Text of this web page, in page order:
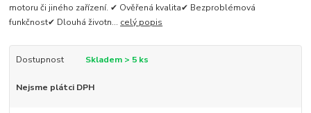
motoru či jiného zařízení. ✔ Ověřená kvalita✔ Bezproblémová
funkčnost✔ Dlouhá životn... celý popis
Dostupnost Skladem > 5 ks
Nejsme plátci DPH